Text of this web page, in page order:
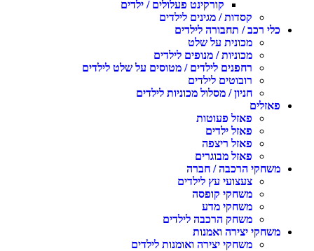
קורקינט פעלולים / ילדים
קסדות / מגינים לילדים
כלי רכב / תחבורה לילדים
מכונית על שלט
מכוניות / מנופים לילדים
רחפנים לילדים / מטוסים על שלט לילדים
רובוטים לילדים
חניון / מסלול מכוניות לילדים
פאזלים
פאזל פעוטות
פאזל ילדים
פאזל ריצפה
פאזל מבוגרים
משחקי הרכבה / חברה
צעצועי עץ לילדים
משחקי קופסה
משחקי מדע
משחק הרכבה לילדים
משחקי יצירה ואמנות
משחקי יצירה ואומנות לילדים